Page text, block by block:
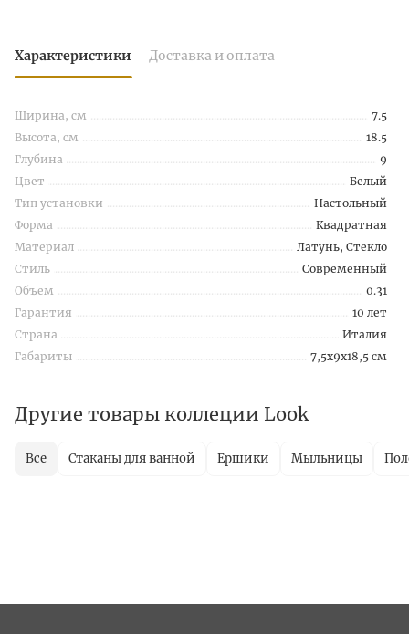
Характеристики Доставка и оплата
Ширина, см
7.5
Высота, см
18.5
Глубина
9
Цвет
Белый
Тип установки
Настольный
Форма
Квадратная
Материал
Латунь, Стекло
Стиль
Современный
Объем
0.31
Гарантия
10 лет
Страна
Италия
Габариты
7,5x9x18,5 см
Другие товары коллеции Look
Все Стаканы для ванной Ершики Мыльницы